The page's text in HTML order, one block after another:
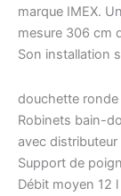
marque IMEX.
mesure 306 cm
Son installation
douchette ronde
Robinets bain-
avec distributeur
Support de
Débit moyen 12